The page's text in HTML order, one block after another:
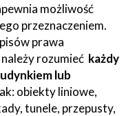
możliwość
przeznaczeniem.
prawa
należy rozumieć każdy
lub
obiekty liniowe,
tunele, przepusty,